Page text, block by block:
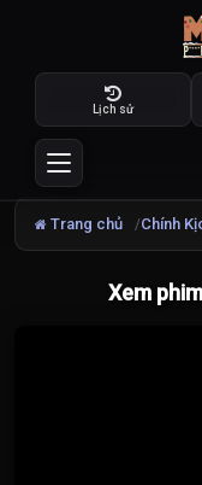
Lịch sử
Trang chủ Chính
Xem